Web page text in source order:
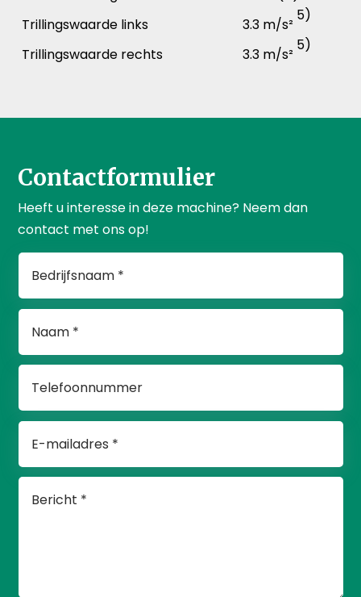
Trillingswaarde links
3.3 m/s²
5)
Trillingswaarde rechts 3.3 m/s²
5)
Contactformulier
Heeft u interesse in deze machine? Neem dan
contact met ons op!